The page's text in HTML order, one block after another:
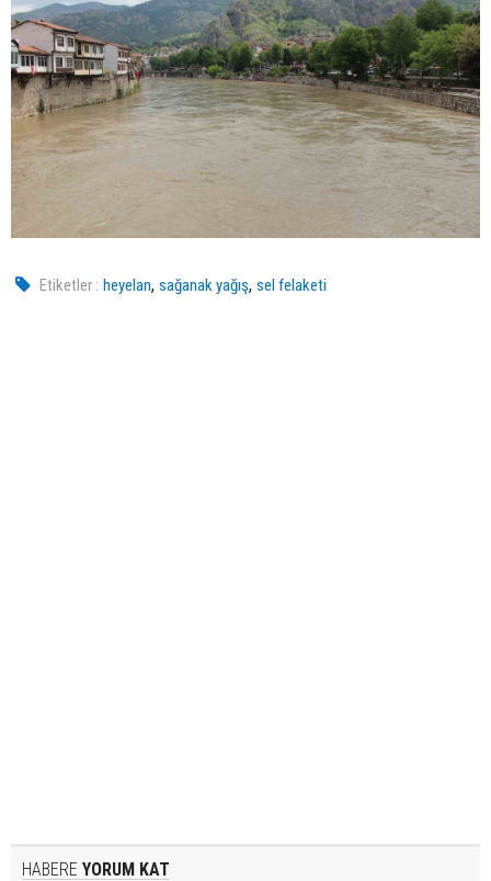
Etiketler : heyelan,sağanak yağış,sel felaketi
HABERE YORUM KAT